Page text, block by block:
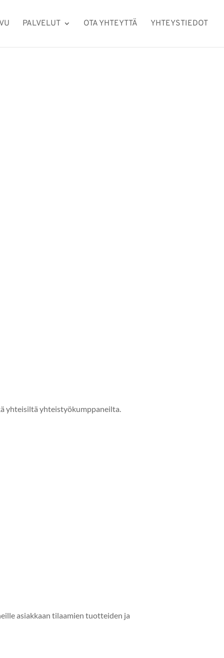
PALVELUT OTA YHTEYTTÄ YHTEYSTIEDOT
yhteisiltä yhteistyökumppaneilta.
asi­akkaan tilaamien tuot­tei­den ja